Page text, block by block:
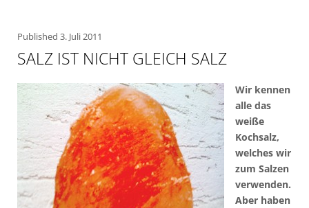
Published 3. Juli 2011
SALZ IST NICHT GLEICH SALZ
Wir kennen
alle das
weiße
Kochsalz,
welches wir
zum Salzen
verwenden.
Aber haben